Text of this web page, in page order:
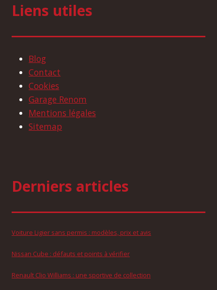
Liens utiles
Blog
Contact
Cookies
Garage Renom
Mentions légales
Sitemap
Derniers articles
Voiture Ligier sans permis : modèles, prix et avis
Nissan Cube : défauts et points à vérifier
Renault Clio Williams : une sportive de collection